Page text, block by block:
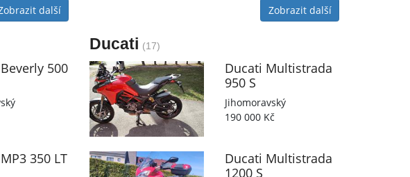
další Zobrazit další
Beverly 500
MP3 350 LT
Ducati (17)
Ducati Multistrada
950 S
Jihomoravský
190 000 Kč
Ducati Multistrada
1200 S